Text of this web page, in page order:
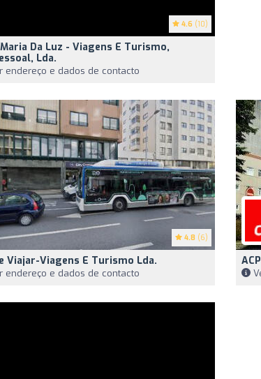
4.6 (10)
Da Luz - Viagens E Turismo,
Lda.
endereço e dados de contacto
4.8 (6)
Viajar-Viagens E Turismo Lda.
endereço e dados de contacto